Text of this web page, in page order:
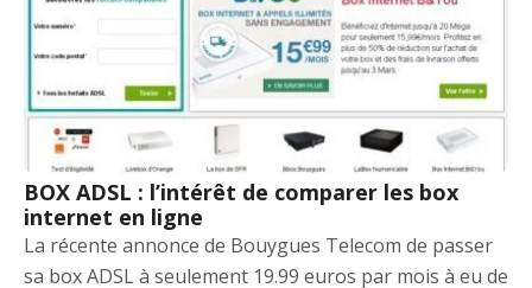
BOX ADSL : l’intérêt de comparer les box
internet en ligne
La récente annonce de Bouygues Telecom de passer
sa box ADSL à seulement 19.99 euros par mois à eu de